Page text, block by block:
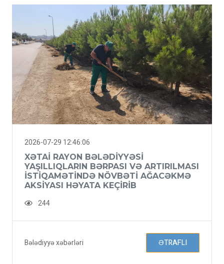
2026-07-29 12:46:06
XƏTAI RAYON BƏLƏDIYYƏSI
YAŞILLIQLARIN BƏRPASI VƏ ARTIRILMASI
ISTIQAMƏTINDƏ NÖVBƏTI AĞACƏKMƏ
AKSIYASI HƏYATA KEÇIRIB
244
Bələdiyyə xəbərləri ƏTRAFLI